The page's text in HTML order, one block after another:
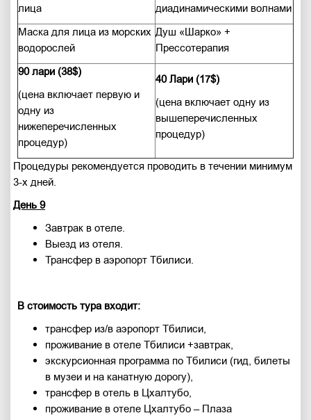
лица
диадинамическими волнами
Маска для лица из морских
водорослей
Душ «Шарко» +
Прессотерапия
90 лари (38$)
(цена включает первую и
одну из
нижеперечисленных
процедур)
40 Лари (17$)
(цена включает одну из
вышеперечисленных
процедур)
Процедуры рекомендуется проводить в течении минимум
3-х дней.
День 9
Завтрак в отеле.
Выезд из отеля.
Трансфер в аэропорт Тбилиси.
В стоимость тура входит:
трансфер из/в аэропорт Тбилиси,
проживание в отеле Тбилиси +завтрак,
экскурсионная программа по Тбилиси (гид, билеты
в музеи и на канатную дорогу),
трансфер в отель в Цхалтубо,
проживание в отеле Цхалтубо – Плаза